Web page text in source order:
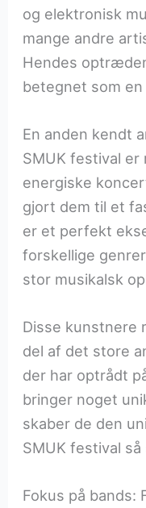
og elektronisk
mange andre
Hendes
betegnet som
En anden kendt
SMUK festival er
energiske
gjort dem til et
er et perfekt
forskellige
stor musikalsk
Disse kunstnere
del af det store
der har optrådt
bringer noget
skaber de den
SMUK festival så
Fokus på bands: